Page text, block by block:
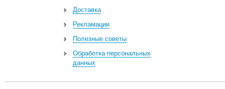
Доставка
Рекламации
Полезные советы
Обработка персональных
данных